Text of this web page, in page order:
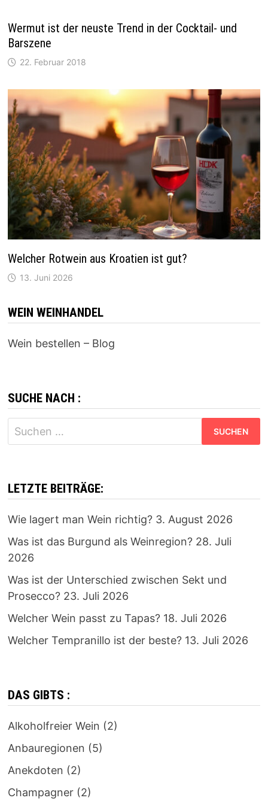
Wermut ist der neuste Trend in der Cocktail- und
Barszene
22. Februar 2018
Welcher Rotwein aus Kroatien ist gut?
13. Juni 2026
WEIN WEINHANDEL
Wein bestellen – Blog
SUCHE NACH :
Suchen
nach:
LETZTE BEITRÄGE:
Wie lagert man Wein richtig? 3. August 2026
Was ist das Burgund als Weinregion? 28. Juli
2026
Was ist der Unterschied zwischen Sekt und
Prosecco? 23. Juli 2026
Welcher Wein passt zu Tapas? 18. Juli 2026
Welcher Tempranillo ist der beste? 13. Juli 2026
DAS GIBTS :
Alkoholfreier Wein (2)
Anbauregionen (5)
Anekdoten (2)
Champagner(2)